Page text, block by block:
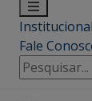
Institucional
Fale
Pesquisar
por: